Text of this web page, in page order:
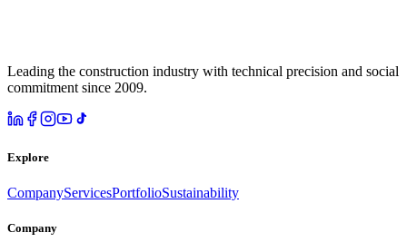
Leading the construction industry with technical precision and social
commitment since 2009.
Explore
CompanyServicesPortfolioSustainability
Company